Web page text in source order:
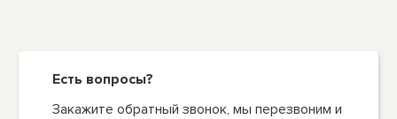
Есть вопросы?
Закажите обратный звонок, мы перезвоним и